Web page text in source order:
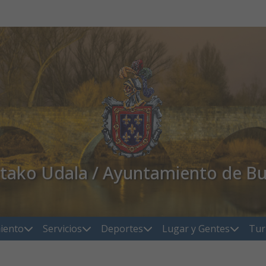
Udala / Ayuntamiento de
Servicios Deportes Lugar y Gentes